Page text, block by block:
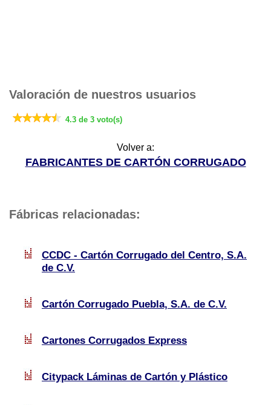
Valoración de nuestros usuarios
4.3 de 3 voto(s)
Volver a:
FABRICANTES DE CARTÓN CORRUGADO
Fábricas relacionadas:
CCDC - Cartón Corrugado del Centro, S.A.
de C.V.
Cartón Corrugado Puebla, S.A. de C.V.
Cartones Corrugados Express
Citypack Láminas de Cartón y Plástico